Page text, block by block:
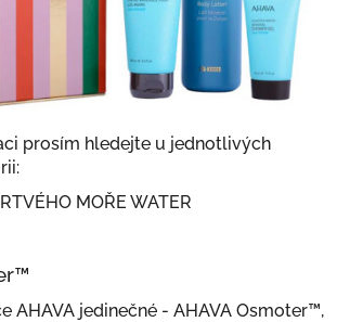
prosím hledejte u jednotlivých
MOŘE WATER
AHAVA jedinečné - AHAVA Osmoter™,